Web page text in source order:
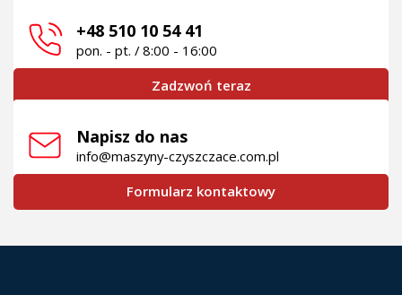
+48 510 10 54 41
pon. - pt. / 8:00 - 16:00
Zadzwoń teraz
Napisz do nas
info@maszyny-czyszczace.com.pl
Formularz kontaktowy